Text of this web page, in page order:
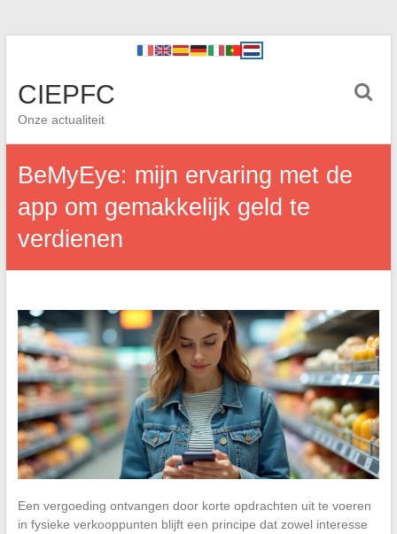
CIEPFC
Onze actualiteit
BeMyEye: mijn ervaring met de
app om gemakkelijk geld te
verdienen
Een vergoeding ontvangen door korte opdrachten uit te voeren
in fysieke verkooppunten blijft een principe dat zowel interesse